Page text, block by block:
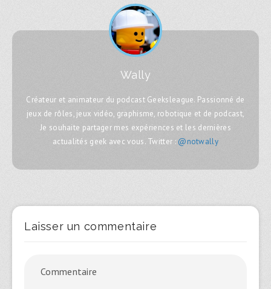
Wally
Créateur et animateur du podcast Geeksleague. Passionné de
jeux de rôles, jeux vidéo, graphisme, robotique et de podcast,
Je souhaite partager mes expériences et les dernières
actualités geek avec vous. Twitter : @notwally
Laisser un commentaire